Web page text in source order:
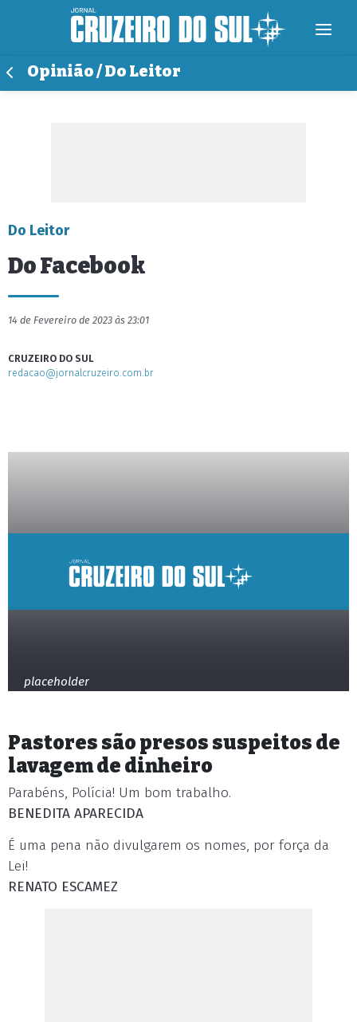
Opinião / Do Leitor
Do Leitor
Do Facebook
14 de Fevereiro de 2023 às 23:01
CRUZEIRO DO SUL
redacao@jornalcruzeiro.com.br
placeholder
Pastores são presos suspeitos de
lavagem de dinheiro
Parabéns, Polícia! Um bom trabalho.
BENEDITA APARECIDA
É uma pena não divulgarem os nomes, por força da
Lei!
RENATO ESCAMEZ